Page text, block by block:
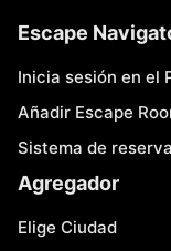
Escape
Inicia sesión en el
Añadir Escape
Sistema de
Agregador
Elige Ciudad